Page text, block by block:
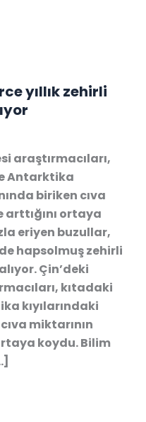
yıllık zehirli
araştırmacıları,
Antarktika
biriken cıva
arttığını ortaya
eriyen buzullar,
hapsolmuş zehirli
Çin’deki
kıtadaki
kıyılarındaki
miktarının
koydu. Bilim